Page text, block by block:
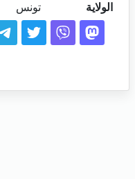
الولاية
تونس